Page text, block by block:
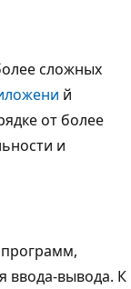
сложных
й
от более
и
ввода-вывода. К